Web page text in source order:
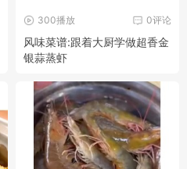
0评论
300播放
风味菜谱:跟着大厨学做超香金
银蒜蒸虾